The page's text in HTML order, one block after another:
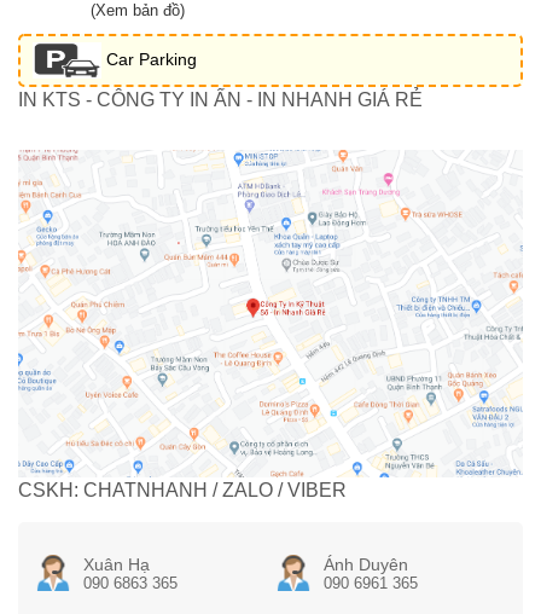
(Xem bản đồ)
Car Parking
IN KTS - CÔNG TY IN ẤN - IN NHANH GIÁ RẺ
CSKH: CHATNHANH / ZALO / VIBER
Xuân Hạ
090 6863 365
Ánh Duyên
090 6961 365